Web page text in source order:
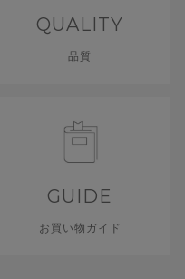
QUALITY
品質
GUIDE
お買い物ガイド